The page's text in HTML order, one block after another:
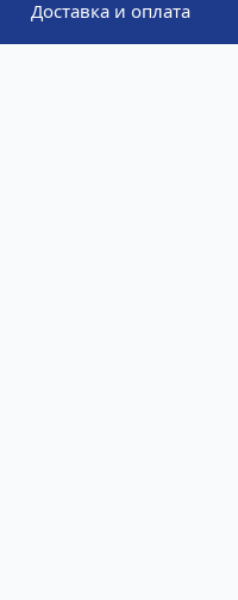
Доставка и оплата